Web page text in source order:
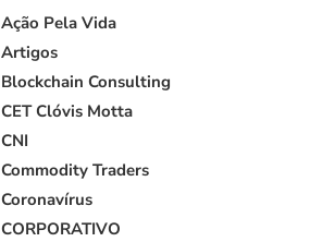
Ação Pela Vida
Artigos
Blockchain Consulting
CET Clóvis Motta
CNI
Commodity Traders
Coronavírus
CORPORATIVO